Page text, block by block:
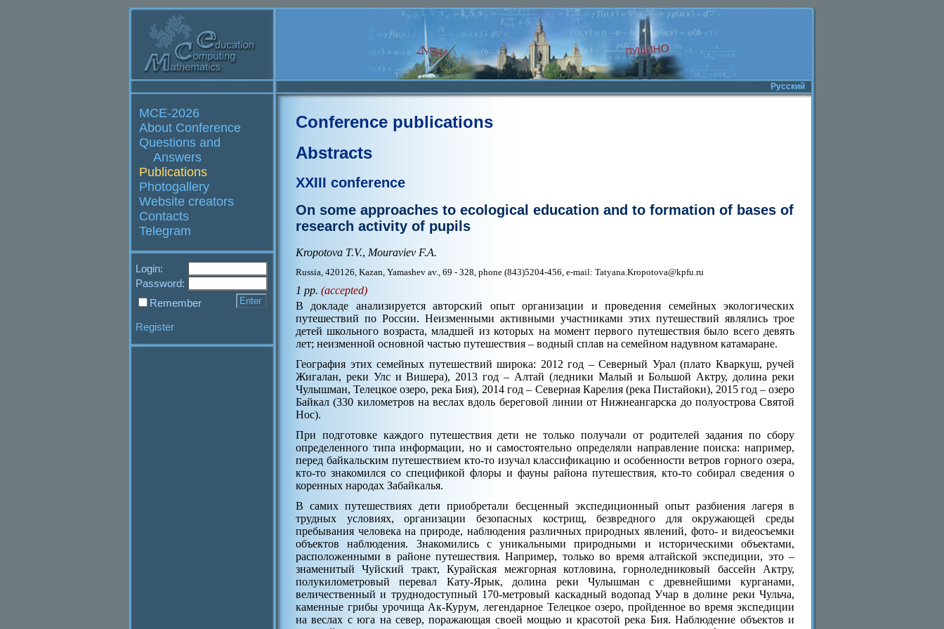
Русский
MCE-2026
About Conference
Questions and
Answers
Publications
Photogallery
Website creators
Contacts
Telegram
Login:
Password:
Remember
Register
Conference publications
Abstracts
XXIII conference
On some approaches to ecological education and to formation of bases of
research activity of pupils
Kropotova T.V., Mouraviev F.A.
Russia, 420126, Kazan, Yamashev av., 69 - 328, phone (843)5204-456, e-mail: Tatyana.Kropotova@kpfu.ru
1 pp. (accepted)
В докладе анализируется авторский опыт организации и проведения семейных экологических
путешествий по России. Неизменными активными участниками этих путешествий являлись трое
детей школьного возраста, младшей из которых на момент первого путешествия было всего девять
лет; неизменной основной частью путешествия – водный сплав на семейном надувном катамаране.
География этих семейных путешествий широка: 2012 год – Северный Урал (плато Кваркуш, ручей
Жигалан, реки Улс и Вишера), 2013 год – Алтай (ледники Малый и Большой Актру, долина реки
Чулышман, Телецкое озеро, река Бия), 2014 год – Северная Карелия (река Пистайоки), 2015 год – озеро
Байкал (330 километров на веслах вдоль береговой линии от Нижнеангарска до полуострова Святой
Нос).
При подготовке каждого путешествия дети не только получали от родителей задания по сбору
определенного типа информации, но и самостоятельно определяли направление поиска: например,
перед байкальским путешествием кто-то изучал классификацию и особенности ветров горного озера,
кто-то знакомился со спецификой флоры и фауны района путешествия, кто-то собирал сведения о
коренных народах Забайкалья.
В самих путешествиях дети приобретали бесценный экспедиционный опыт разбиения лагеря в
трудных условиях, организации безопасных кострищ, безвредного для окружающей среды
пребывания человека на природе, наблюдения различных природных явлений, фото- и видеосъемки
объектов наблюдения. Знакомились с уникальными природными и историческими объектами,
расположенными в районе путешествия. Например, только во время алтайской экспедиции, это –
знаменитый Чуйский тракт, Курайская межгорная котловина, горноледниковый бассейн Актру,
полукилометровый перевал Кату-Ярык, долина реки Чулышман с древнейшими курганами,
величественный и труднодоступный 170-метровый каскадный водопад Учар в долине реки Чульча,
каменные грибы урочища Ак-Курум, легендарное Телецкое озеро, пройденное во время экспедиции
на веслах с юга на север, поражающая своей мощью и красотой река Бия. Наблюдение объектов и